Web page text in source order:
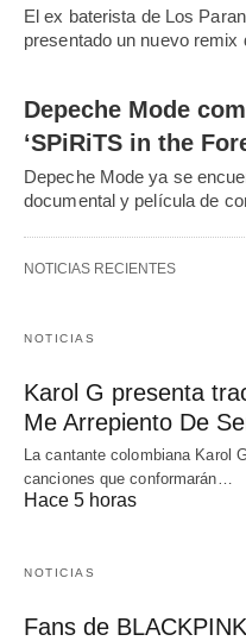
El ex baterista de Los
presentado un nuevo
Depeche Mode
‘SPiRiTS in the
Depeche Mode ya se
documental y película de
NOTICIAS RECIENTES
NOTICIAS
Karol G presenta
Me Arrepiento De
La cantante colombiana Karol
canciones que conformarán…
Hace 5 horas
NOTICIAS
Fans de